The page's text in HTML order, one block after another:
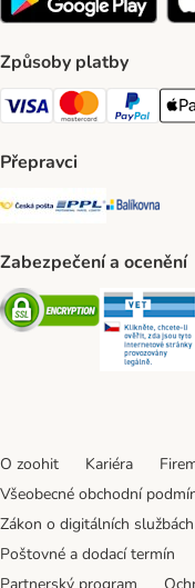
Způsoby platby
Visa Payment Method
MastercardPayPal
Přepravci
Česká pošta
PPL
Zabezpečení a ocenění
Security
O zoohit Kariéra
Všeobecné obchodní
Zákon o digitálních službách
Poštovné a dodací termín